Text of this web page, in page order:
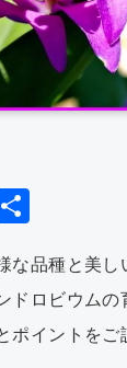
F
な品種と美し
ドロビウムの
ポイントをご